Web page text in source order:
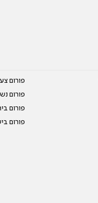
פורום
פורום
פורום
פורום